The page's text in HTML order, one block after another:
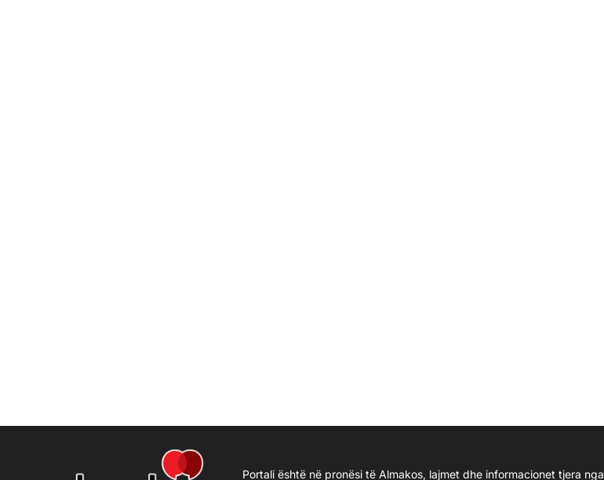
Portali është në pronësi të Almakos, lajmet dhe informacionet tjera nga